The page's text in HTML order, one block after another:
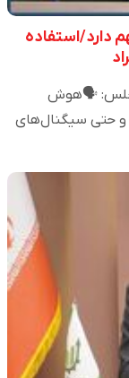
۱۰ درصد سهم دارد/استفاده
🗣️هوش
و حتی سیگنال‌های